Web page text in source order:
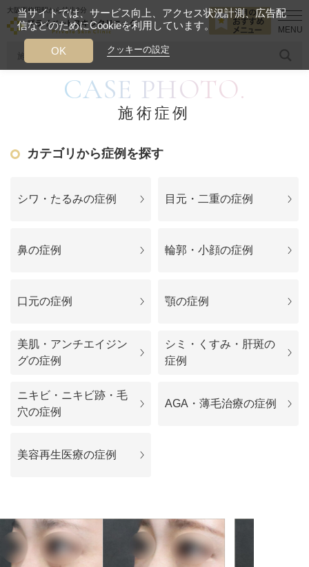
大阪西梅田駅から徒歩2分
糸リフト ヒアルロン酸 リジュランアイ
当クリニック月替わりのおすすめのメニュー
プライベートスキンクリニックが
施術症例
初めての方へ
医師紹介
医師の
スケジュール
施術症例 鼻の症例
CASE PHOTO.
施術症例
カテゴリから症例を探す
シワ・たるみの症例 目元・二重の症例
鼻の症例 輪郭・小顔の症例
口元の症例 顎の症例
美肌・アンチエイジン
グの症例
シミ・くすみ・肝斑の
症例
ニキビ・ニキビ跡・毛
穴の症例
AGA・薄毛治療の症例
美容再生医療の症例
当サイトでは、サービス向上、アクセス状況計測、広告配
信などのためにCookieを利用しています。
クッキーの設定
OK